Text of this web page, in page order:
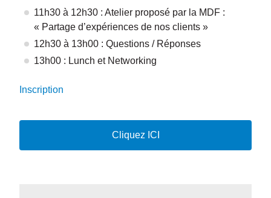
11h30 à 12h30 : Atelier proposé par la MDF :
« Partage d’expériences de nos clients »
12h30 à 13h00 : Questions / Réponses
13h00 : Lunch et Networking
Inscription
Cliquez ICI